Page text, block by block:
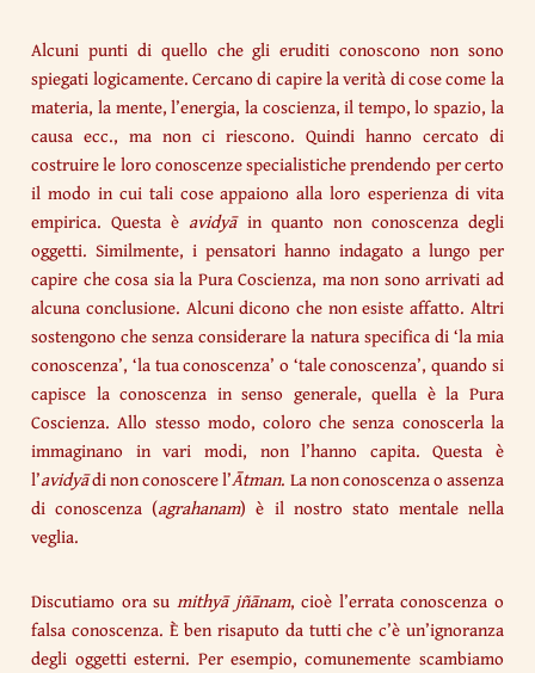
Alcuni punti di quello che gli eruditi conoscono non sono
spiegati logicamente. Cercano di capire la verità di cose come la
materia, la mente, l’energia, la coscienza, il tempo, lo spazio, la
causa ecc., ma non ci riescono. Quindi hanno cercato di
costruire le loro conoscenze specialistiche prendendo per certo
il modo in cui tali cose appaiono alla loro esperienza di vita
empirica. Questa è avidyā in quanto non conoscenza degli
oggetti. Similmente, i pensatori hanno indagato a lungo per
capire che cosa sia la Pura Coscienza, ma non sono arrivati ad
alcuna conclusione. Alcuni dicono che non esiste affatto. Altri
sostengono che senza considerare la natura specifica di ‘la mia
conoscenza’, ‘la tua conoscenza’ o ‘tale conoscenza’, quando si
capisce la conoscenza in senso generale, quella è la Pura
Coscienza. Allo stesso modo, coloro che senza conoscerla la
immaginano in vari modi, non l’hanno capita. Questa è
l’avidyādi non conoscere l’Ātman. La non conoscenza o assenza
di conoscenza (agrahanam) è il nostro stato mentale nella
veglia.
Discutiamo ora su mithyā jñānam, cioè l’errata conoscenza o
falsa conoscenza. È ben risaputo da tutti che c’è un’ignoranza
degli oggetti esterni. Per esempio, comunemente scambiamo